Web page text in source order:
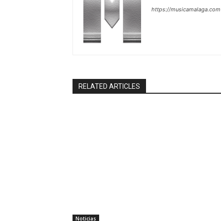
https://musicamalaga.com
RELATED ARTICLES
Noticias